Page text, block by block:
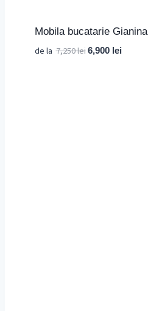
Mobila bucatarie Gianina
de la7,250leiPrețul
6,900 leiPrețul